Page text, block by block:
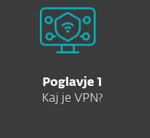
Poglavje 1
Kaj je VPN?